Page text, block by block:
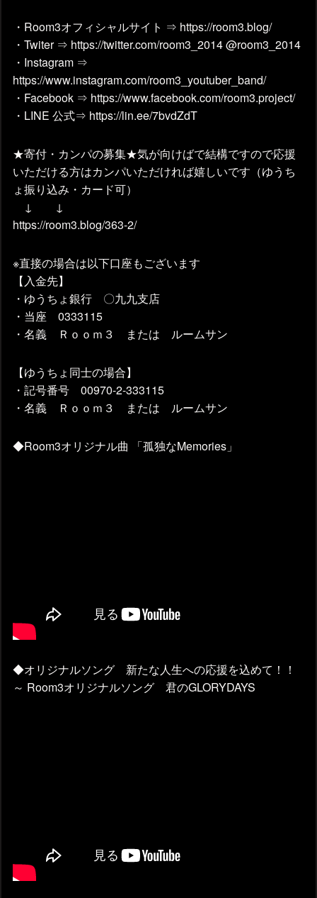
・Room3オフィシャルサイト ⇒ https://room3.blog/
・Twiter ⇒ https://twitter.com/room3_2014 @room3_2014
・Instagram ⇒
https://www.instagram.com/room3_youtuber_band/
・Facebook ⇒ https://www.facebook.com/room3.project/
・LINE 公式⇒ https://lin.ee/7bvdZdT
★寄付・カンパの募集★気が向けばで結構ですので応援
いただける方はカンパいただければ嬉しいです（ゆうち
ょ振り込み・カード可）
↓ ↓
https://room3.blog/363-2/
※直接の場合は以下口座もございます
【入金先】
・ゆうちょ銀行 〇九九支店
・当座 0333115
・名義 Ｒｏｏｍ３ または ルームサン
【ゆうちょ同士の場合】
・記号番号 00970-2-333115
・名義 Ｒｏｏｍ３ または ルームサン
◆Room3オリジナル曲 「孤独なMemories」
◆オリジナルソング 新たな人生への応援を込めて！！
～ Room3オリジナルソング 君のGLORYDAYS